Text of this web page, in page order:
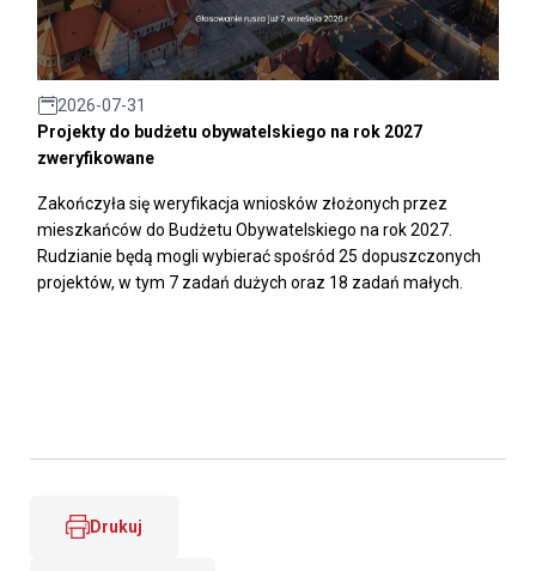
2026-07-31
Projekty do budżetu obywatelskiego na rok 2027
zweryfikowane
Zakończyła się weryfikacja wniosków złożonych przez
mieszkańców do Budżetu Obywatelskiego na rok 2027.
Rudzianie będą mogli wybierać spośród 25 dopuszczonych
projektów, w tym 7 zadań dużych oraz 18 zadań małych.
Drukuj